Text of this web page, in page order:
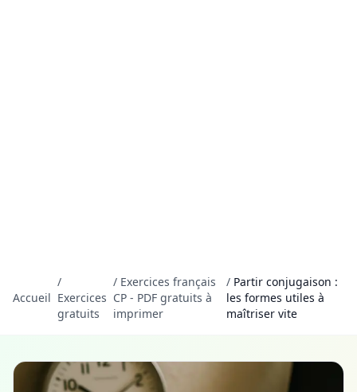
Accueil
/
Exercices
gratuits
/ Exercices français
CP - PDF gratuits à
imprimer
/ Partir conjugaison :
les formes utiles à
maîtriser vite